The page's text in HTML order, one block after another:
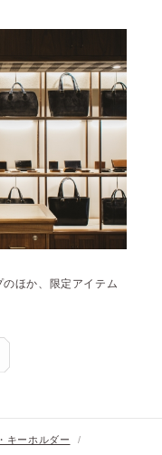
ほか、限定アイテム
キーホルダー
/